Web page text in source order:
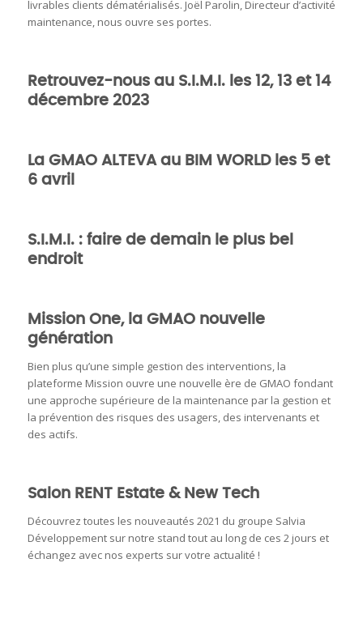
livrables clients dématérialisés. Joël Parolin, Directeur d’activité
maintenance, nous ouvre ses portes.
Retrouvez-nous au S.I.M.I. les 12, 13 et 14
décembre 2023
La GMAO ALTEVA au BIM WORLD les 5 et
6 avril
S.I.M.I. : faire de demain le plus bel
endroit
Mission One, la GMAO nouvelle
génération
Bien plus qu’une simple gestion des interventions, la
plateforme Mission ouvre une nouvelle ère de GMAO fondant
une approche supérieure de la maintenance par la gestion et
la prévention des risques des usagers, des intervenants et
des actifs.
Salon RENT Estate & New Tech
Découvrez toutes les nouveautés 2021 du groupe Salvia
Développement sur notre stand tout au long de ces 2 jours et
échangez avec nos experts sur votre actualité !